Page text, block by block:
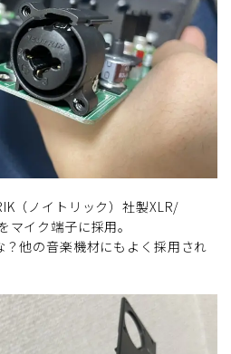
（ノイトリック）社製XLR/
イク端子に採用。
？他の音楽機材にもよく採用され